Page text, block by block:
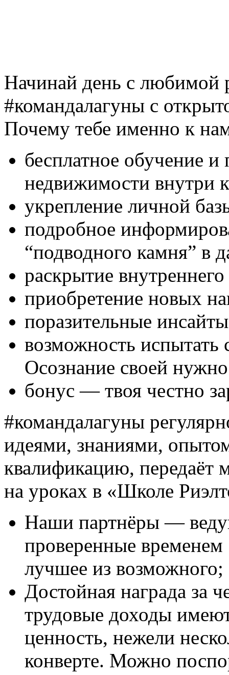
Начинай день с любимой
#командалагуны с
Почему тебе именно к
бесплатное обучение и
недвижимости внутри
укрепление личной
подробное
“подводного камня” в
раскрытие
приобретение новых
поразительные
возможность
Осознание своей
бонус — твоя честно
#командалагуны
идеями, знаниями,
квалификацию, передаёт
на уроках в «Школе
Наши партнёры —
проверенные
лучшее из возможного;
Достойная награда за
трудовые доходы
ценность, нежели
конверте. Можно